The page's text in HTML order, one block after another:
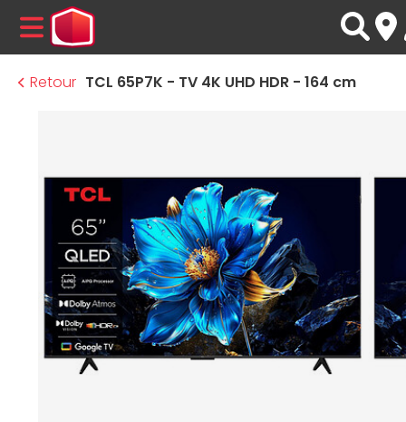
MENU
Retour TCL 65P7K - TV 4K UHD HDR - 164 cm